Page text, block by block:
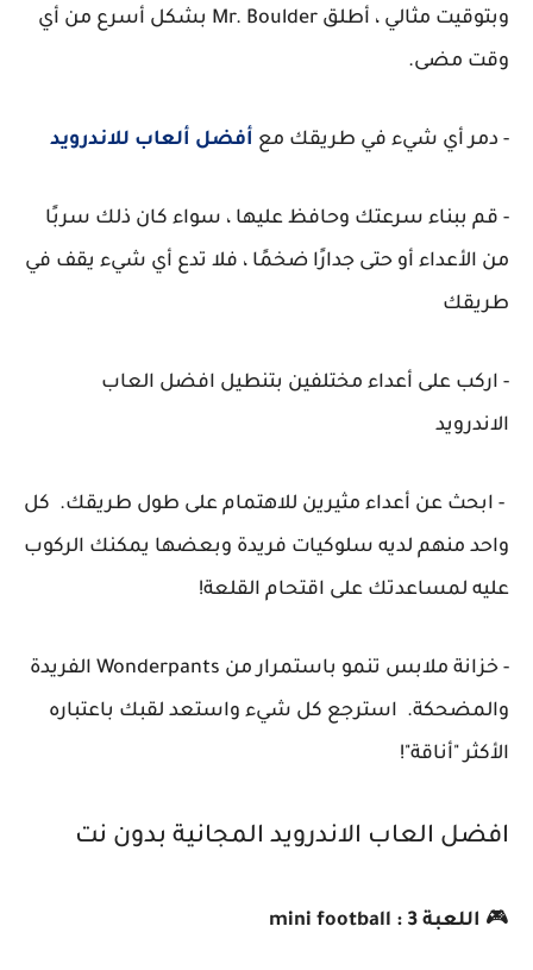
وبتوقيت مثالي ، أطلق Mr. Boulder بشكل أسرع من أي
وقت مضى.
- دمر أي شيء في طريقك مع أفضل ألعاب للاندرويد
- قم ببناء سرعتك وحافظ عليها ، سواء كان ذلك سربًا
من الأعداء أو حتى جدارًا ضخمًا ، فلا تدع أي شيء يقف في
طريقك
- اركب على أعداء مختلفين بتنطيل افضل العاب
الاندرويد
- ابحث عن أعداء مثيرين للاهتمام على طول طريقك. كل
واحد منهم لديه سلوكيات فريدة وبعضها يمكنك الركوب
عليه لمساعدتك على اقتحام القلعة!
- خزانة ملابس تنمو باستمرار من Wonderpants الفريدة
والمضحكة. استرجع كل شيء واستعد لقبك باعتباره
الأكثر "أناقة"!
افضل العاب الاندرويد المجانية بدون نت
🎮 اللعبة 3 : mini football